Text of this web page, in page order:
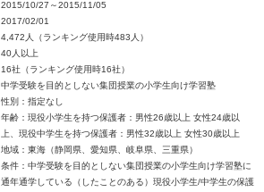
2015/10/27～2015/11/05
2017/02/01
4,472人（ランキング使用時483人）
40人以上
16社（ランキング使用時16社）
中学受験を目的としない集団授業の小学生向け学習塾
性別：指定なし
年齢：現役小学生を持つ保護者：男性26歳以上 女性24歳以
上、現役中学生を持つ保護者：男性32歳以上 女性30歳以上
地域：東海（静岡県、愛知県、岐阜県、三重県）
条件：中学受験を目的としない集団授業の小学生向け学習塾に
通年通学している（したことのある）現役小学生/中学生の保護